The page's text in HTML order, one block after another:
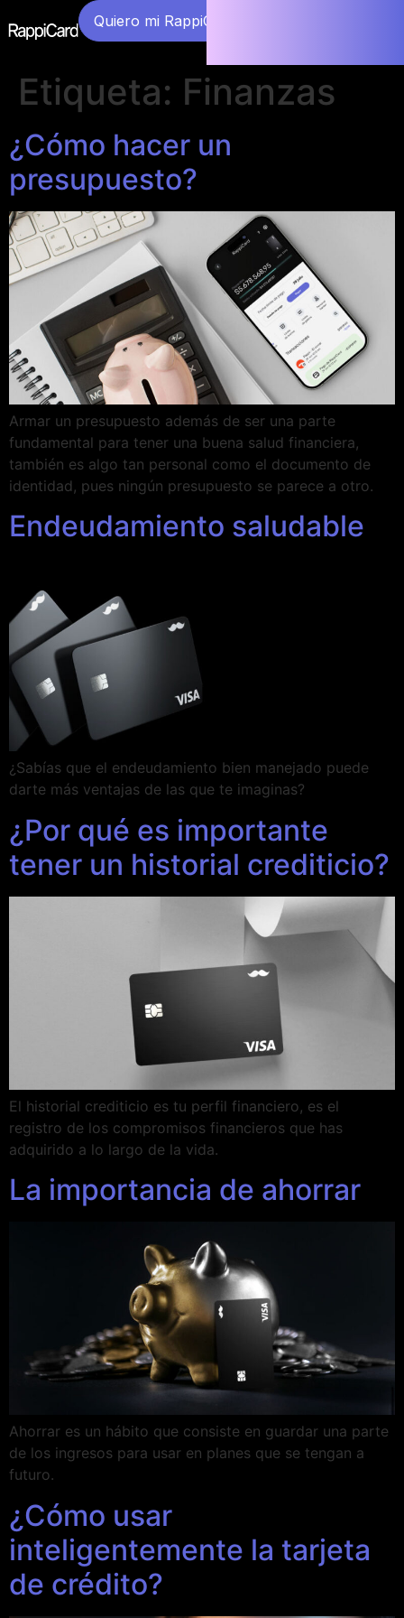
Quiero mi RappiCard
Etiqueta: Finanzas
¿Cómo hacer un
presupuesto?
Armar un presupuesto además de ser una parte
fundamental para tener una buena salud financiera,
también es algo tan personal como el documento de
identidad, pues ningún presupuesto se parece a otro.
Endeudamiento saludable
¿Sabías que el endeudamiento bien manejado puede
darte más ventajas de las que te imaginas?
¿Por qué es importante
tener un historial crediticio?
El historial crediticio es tu perfil financiero, es el
registro de los compromisos financieros que has
adquirido a lo largo de la vida.
La importancia de ahorrar
Ahorrar es un hábito que consiste en guardar una parte
de los ingresos para usar en planes que se tengan a
futuro.
¿Cómo usar
inteligentemente la tarjeta
de crédito?